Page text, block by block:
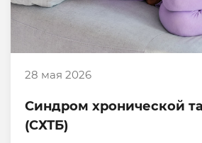
28 мая 2026
Синдром хронической
(СХТБ)